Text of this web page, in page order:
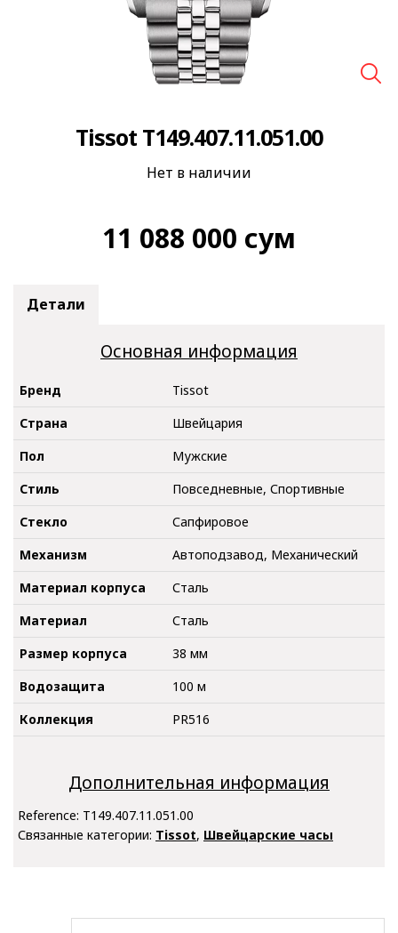
Tissot T149.407.11.051.00
Нет в наличии
11 088 000 сум
Детали
Основная информация
Бренд
Tissot
Страна
Швейцария
Пол
Мужские
Стиль
Повседневные, Спортивные
Стекло
Сапфировое
Механизм
Автоподзавод, Механический
Материал корпуса
Сталь
Материал
Сталь
Размер корпуса
38 мм
Водозащита
100 м
Коллекция
PR516
Дополнительная информация
Reference: T149.407.11.051.00
Связанные категории: Tissot, Швейцарские часы